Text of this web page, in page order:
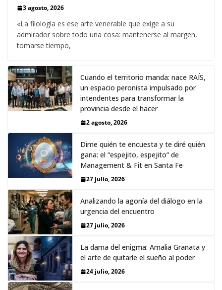
3 agosto, 2026
«La filología es ese arte venerable que exige a su
admirador sobre todo una cosa: mantenerse al margen,
tomarse tiempo,
Cuando el territorio manda: nace RAÍS,
un espacio peronista impulsado por
intendentes para transformar la
provincia desde el hacer
2 agosto, 2026
Dime quién te encuesta y te diré quién
gana: el “espejito, espejito” de
Management & Fit en Santa Fe
27 julio, 2026
Analizando la agonía del diálogo en la
urgencia del encuentro
27 julio, 2026
La dama del enigma: Amalia Granata y
el arte de quitarle el sueño al poder
24 julio, 2026